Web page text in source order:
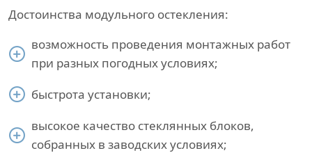
Достоинства модульного остекления:
возможность проведения монтажных работ
при разных погодных условиях;
быстрота установки;
высокое качество стеклянных блоков,
собранных в заводских условиях;